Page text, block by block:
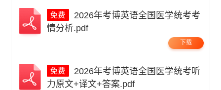
情分析.pdf
下载
力原文+译文+答案.pdf